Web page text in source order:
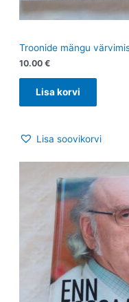
Troonide mängu
10.00 €
Lisa korvi
Lisa soovikorvi